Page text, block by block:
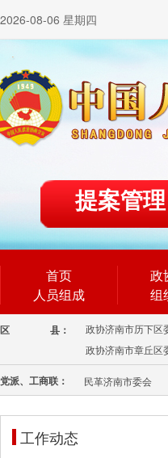
2026-08-06 星期四
提案管理
首页
人员组成
政
组
区 县： 政协济南市历下区
政协济南市章丘区
党派、工商联： 民革济南市委会
工作动态